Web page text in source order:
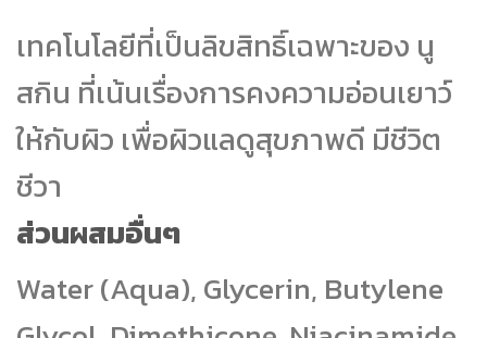
เทคโนโลยีที่เป็นลิขสิทธิ์เฉพาะของ นู
สกิน ที่เน้นเรื่องการคงความอ่อนเยาว์
ให้กับผิว เพื่อผิวแลดูสุขภาพดี มีชีวิต
ชีวา
ส่วนผสมอื่นๆ
Water (Aqua), Glycerin, Butylene